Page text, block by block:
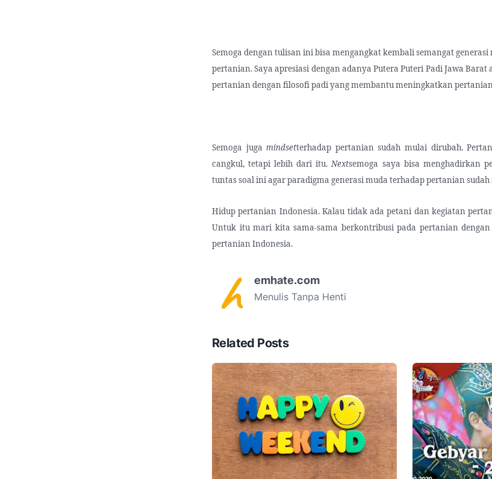
Semoga dengan tulisan ini bisa mengangkat kembali semangat
pertanian. Saya apresiasi dengan adanya Putera Puteri Padi Jawa Barat
pertanian dengan filosofi padi yang membantu meningkatkan
Semoga jugamindsetterhadap pertanian sudah mulai dirubah.
cangkul, tetapi lebih dari itu.Nextsemoga saya bisa menghadirkan
tuntas soal ini agar paradigma generasi muda terhadap pertanian
Hidup pertanian Indonesia. Kalau tidak ada petani dan kegiatan
Untuk itu mari kita sama-sama berkontribusi pada pertanian
pertanian Indonesia.
emhate.com
Menulis Tanpa Henti
Related Posts